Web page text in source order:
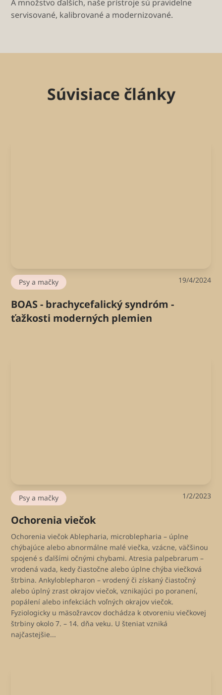
A množstvo ďalších, naše prístroje sú pravidelne
servisované, kalibrované a modernizované.
Súvisiace články
Psy a mačky 19/4/2024
BOAS - brachycefalický syndróm -
ťažkosti moderných plemien
Psy a mačky 1/2/2023
Ochorenia viečok
Ochorenia viečok Ablepharia, microblepharia – úplne
chýbajúce alebo abnormálne malé viečka, vzácne, väčšinou
spojené s ďalšími očnými chybami. Atresia palpebrarum –
vrodená vada, kedy čiastočne alebo úplne chýba viečková
štrbina. Ankyloblepharon – vrodený či získaný čiastočný
alebo úplný zrast okrajov viečok, vznikajúci po poranení,
popálení alebo infekciách voľných okrajov viečok.
Fyziologicky u mäsožravcov dochádza k otvoreniu viečkovej
štrbiny okolo 7. – 14. dňa veku. U šteniat vzniká
najčastejšie...